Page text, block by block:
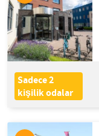
Sadece 2
kişilik odalar